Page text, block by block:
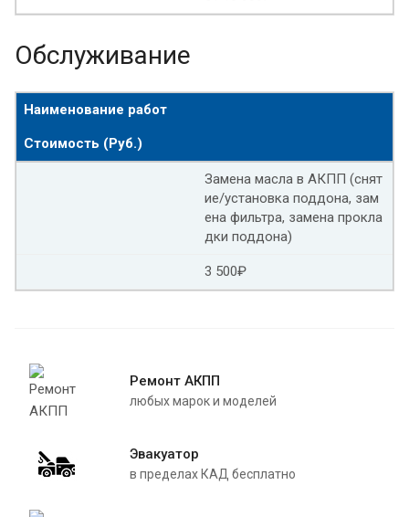
Обслуживание
Наименование работ
Стоимость (Руб.)
Замена масла в АКПП (снят
ие/установка поддона, зам
ена фильтра, замена прокла
дки поддона)
3 500₽
Ремонт АКПП
любых марок и моделей
Эвакуатор
в пределах КАД бесплатно